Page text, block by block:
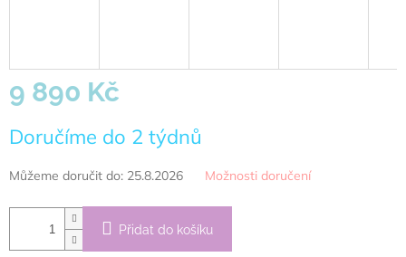
9 890 Kč
cena:
Doručíme do 2 týdnů
Můžeme doručit do: 25.8.2026 Možnosti doručení
Přidat do košíku